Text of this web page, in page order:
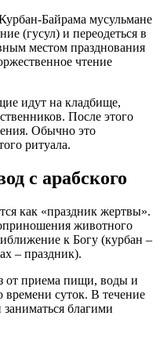
Байрама мусульмане
(гусул) и переодеться в
местом празднования
чтение
идут на кладбище,
После этого
Обычно это
ритуала.
с арабского
как «праздник жертвы».
животного
к Богу (курбан –
– праздник).
от приема пищи, воды и
времени суток. В течение
благими